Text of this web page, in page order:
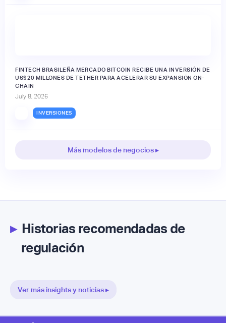
FINTECH BRASILEÑA MERCADO BITCOIN RECIBE UNA INVERSIÓN DE
US$20 MILLONES DE TETHER PARA ACELERAR SU EXPANSIÓN ON-
CHAIN
July 8, 2026
INVERSIONES
Más modelos de negocios ▸
▸Historias recomendadas de
regulación
Ver más insights y noticias ▸